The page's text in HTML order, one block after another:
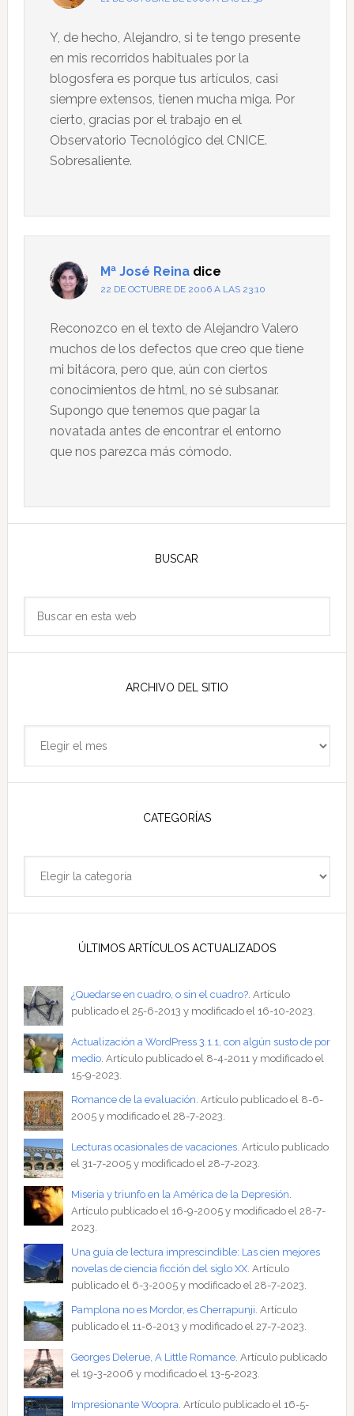
Y, de hecho, Alejandro, si te tengo presente
en mis recorridos habituales por la
blogosfera es porque tus artículos, casi
siempre extensos, tienen mucha miga. Por
cierto, gracias por el trabajo en el
Observatorio Tecnológico del CNICE.
Sobresaliente.
Mª José Reina dice
22 DE OCTUBRE DE 2006 A LAS 23:10
Reconozco en el texto de Alejandro Valero
muchos de los defectos que creo que tiene
mi bitácora, pero que, aún con ciertos
conocimientos de html, no sé subsanar.
Supongo que tenemos que pagar la
novatada antes de encontrar el entorno
que nos parezca más cómodo.
principal
BUSCAR
ARCHIVO DEL SITIO
CATEGORÍAS
ÚLTIMOS ARTÍCULOS ACTUALIZADOS
¿Quedarse en cuadro, o sin el cuadro?. Artículo
publicado el 25-6-2013 y modificado el 16-10-2023.
Actualización a WordPress 3.1.1, con algún susto de por
medio. Artículo publicado el 8-4-2011 y modificado el
15-9-2023.
Romance de la evaluación . Artículo publicado el 8-6-
2005 y modificado el 28-7-2023.
Lecturas ocasionales de vacaciones. Artículo publicado
el 31-7-2005 y modificado el 28-7-2023.
Miseria y triunfo en la América de la Depresión
Artículo publicado el 16-9-2005 y modificado el 28-7-
2023.
Una guía de lectura imprescindible: Las cien mejores
novelas de ciencia ficción del siglo XX. Artículo
publicado el 6-3-2005 y modificado el 28-7-2023.
Pamplona no es Mordor, es Cherrapunji . Artículo
publicado el 11-6-2013 y modificado el 27-7-2023.
Georges Delerue, A Little Romance. Artículo publicado
el 19-3-2006 y modificado el 13-5-2023.
Impresionante Woopra . Artículo publicado el 16-5-